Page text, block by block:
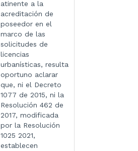
atinente a la
acreditación de
poseedor en el
marco de las
solicitudes de
licencias
urbanísticas, resulta
oportuno aclarar
que, ni el Decreto
1077 de 2015, ni la
Resolución 462 de
2017, modificada
por la Resolución
1025 2021,
establecen